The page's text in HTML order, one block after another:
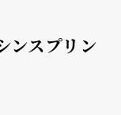
ンスプリン